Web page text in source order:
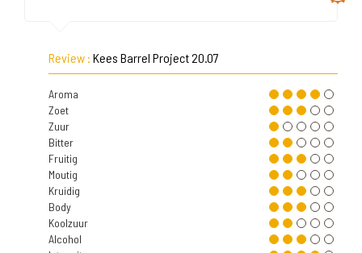
Review : Kees Barrel Project 20.07
Aroma
Zoet
Zuur
Bitter
Fruitig
Moutig
Kruidig
Body
Koolzuur
Alcohol